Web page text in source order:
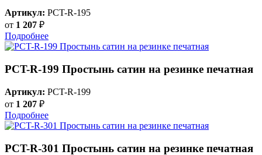
Артикул: PCT-R-195
от 1 207 ₽
Подробнее
PCT-R-199 Простынь сатин на резинке печатная
Артикул: PCT-R-199
от 1 207 ₽
Подробнее
PCT-R-301 Простынь сатин на резинке печатная